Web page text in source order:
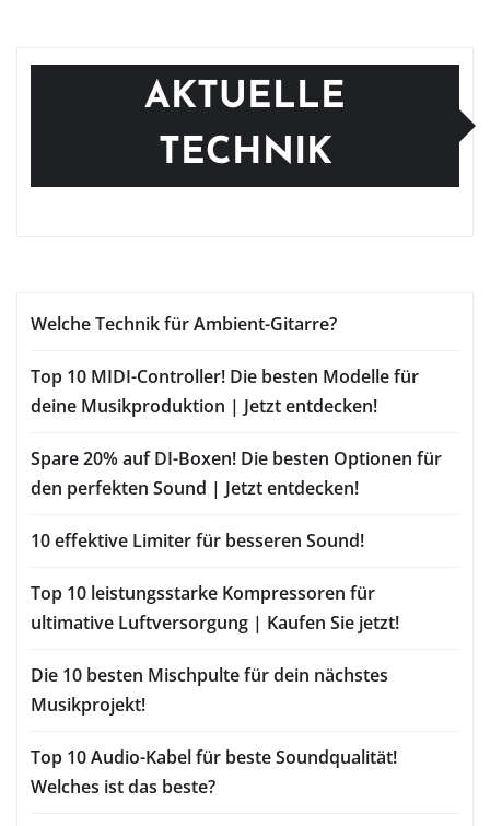
AKTUELLE
TECHNIK
Welche Technik für Ambient-Gitarre?
Top 10 MIDI-Controller! Die besten Modelle für
deine Musikproduktion | Jetzt entdecken!
Spare 20% auf DI-Boxen! Die besten Optionen für
den perfekten Sound | Jetzt entdecken!
10 effektive Limiter für besseren Sound!
Top 10 leistungsstarke Kompressoren für
ultimative Luftversorgung | Kaufen Sie jetzt!
Die 10 besten Mischpulte für dein nächstes
Musikprojekt!
Top 10 Audio-Kabel für beste Soundqualität!
Welches ist das beste?